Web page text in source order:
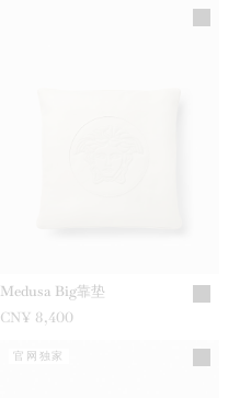
Medusa Big靠垫
CN¥ 8,400
官网独家